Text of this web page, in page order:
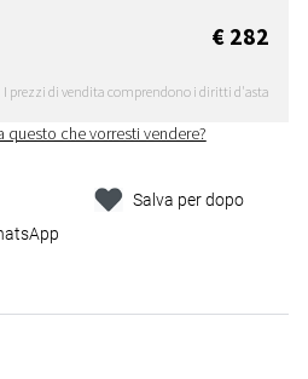
€ 282
I prezzi di vendita comprendono i diritti d'asta
questo che vorresti vendere?
Salva per dopo